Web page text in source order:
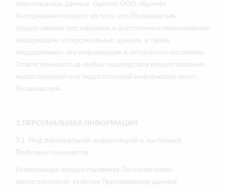
персональных данных. Однако ООО «Арлифт
Интернешнл»исходит из того, что Пользователь
предоставляет достоверные и достаточные персональную
информацию и персональные данные, а также
поддерживает эту информацию в актуальном состоянии.
Ответственность за любые последствия предоставления
недостоверной или недостаточной информации несет
Пользователь.
3. ПЕРСОНАЛЬНАЯ ИНФОРМАЦИЯ
3.1. Под персональной информацией в настоящей
Политике понимается:
Информация, предоставляемая Пользователем
самостоятельно, включая Персональные данные